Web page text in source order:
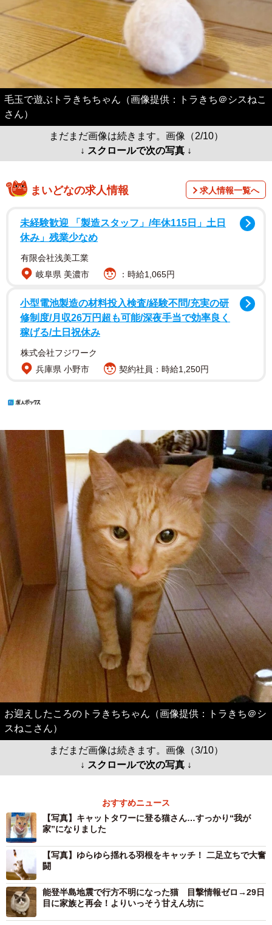
毛玉で遊ぶトラきちちゃん（画像提供：トラきち＠シスねこ
さん）
まだまだ画像は続きます。画像（2/10）
↓ スクロールで次の写真 ↓
まいどなの求人情報 求人情報一覧へ
未経験歓迎 「製造スタッフ」/年休115日」土日
休み」残業少なめ
有限会社浅美工業
岐阜県 美濃市
：時給1,065円
小型電池製造の材料投入検査/経験不問/充実の研
修制度/月収26万円超も可能/深夜手当で効率良く
稼げる/土日祝休み
株式会社フジワーク
兵庫県 小野市
契約社員：時給1,250円
お迎えしたころのトラきちちゃん（画像提供：トラきち＠シ
スねこさん）
まだまだ画像は続きます。画像（3/10）
↓ スクロールで次の写真 ↓
おすすめニュース
【写真】キャットタワーに登る猫さん…すっかり“我が
家”になりました
【写真】ゆらゆら揺れる羽根をキャッチ！ 二足立ちで大奮
闘
能登半島地震で行方不明になった猫 目撃情報ゼロ→29日
目に家族と再会！よりいっそう甘えん坊に